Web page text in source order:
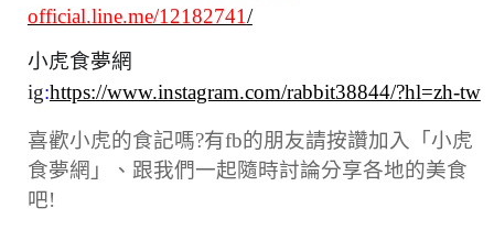
official.line.me/12182741/
小虎食夢網
ig:https://www.instagram.com/rabbit38844/?hl=zh-tw
喜歡小虎的食記嗎?有fb的朋友請按讚加入「小虎
食夢網」、跟我們一起隨時討論分享各地的美食
吧!